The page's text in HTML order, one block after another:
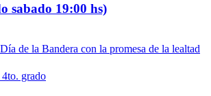
sabado 19:00 hs)